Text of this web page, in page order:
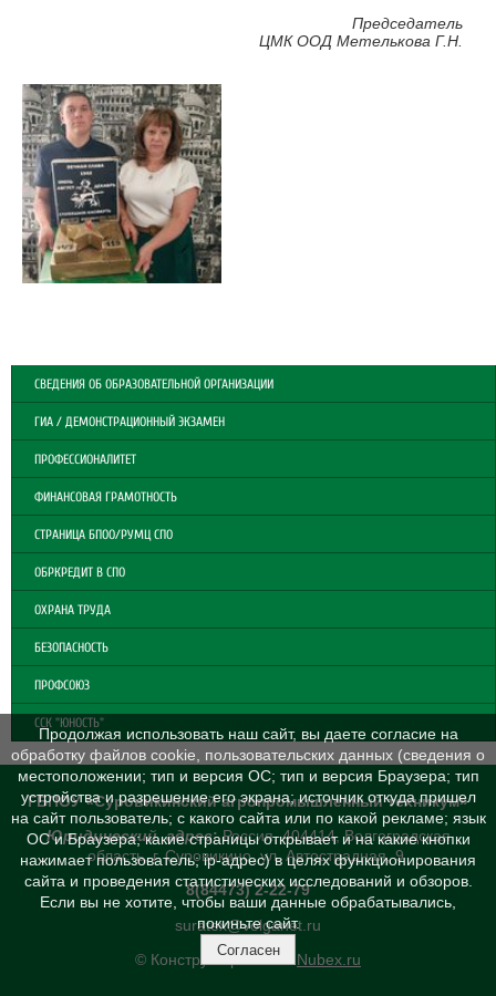
Председатель
ЦМК ООД Метелькова Г.Н.
СВЕДЕНИЯ ОБ ОБРАЗОВАТЕЛЬНОЙ ОРГАНИЗАЦИИ
ГИА / ДЕМОНСТРАЦИОННЫЙ ЭКЗАМЕН
ПРОФЕССИОНАЛИТЕТ
ФИНАНСОВАЯ ГРАМОТНОСТЬ
СТРАНИЦА БПОО/РУМЦ СПО
ОБРКРЕДИТ В СПО
ОХРАНА ТРУДА
БЕЗОПАСНОСТЬ
ПРОФСОЮЗ
ССК "ЮНОСТЬ"
ГБПОУ «Суровикинский агропромышленный техникум»
Юридический адрес:Россия, 404414, Волгоградская
область, г. Суровикино, ул. Автострадная, 9
8(84473) 2-22-79
suratex@volganet.ru
© Конструктор сайтов Nubex.ru
Продолжая использовать наш сайт, вы даете согласие на
обработку файлов cookie, пользовательских данных (сведения о
местоположении; тип и версия ОС; тип и версия Браузера; тип
устройства и разрешение его экрана; источник откуда пришел
на сайт пользователь; с какого сайта или по какой рекламе; язык
ОС и Браузера; какие страницы открывает и на какие кнопки
нажимает пользователь; ip-адрес) в целях функционирования
сайта и проведения статистических исследований и обзоров.
Если вы не хотите, чтобы ваши данные обрабатывались,
покиньте сайт.
Согласен